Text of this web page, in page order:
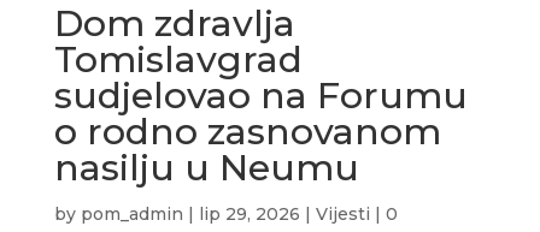
Dom zdravlja
Tomislavgrad
sudjelovao na Forumu
o rodno zasnovanom
nasilju u Neumu
by pom_admin | lip 29, 2026 | Vijesti | 0